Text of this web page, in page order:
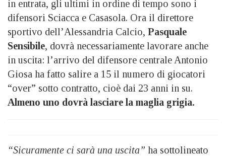
in entrata, gli ultimi in ordine di tempo sono i
difensori Sciacca e Casasola. Ora il direttore
sportivo dell’Alessandria Calcio, Pasquale
Sensibile, dovrà necessariamente lavorare anche
in uscita: l’arrivo del difensore centrale Antonio
Giosa ha fatto salire a 15 il numero di giocatori
“over” sotto contratto, cioè dai 23 anni in su.
Almeno uno dovrà lasciare la maglia grigia.
“Sicuramente ci sarà una uscita” ha sottolineato